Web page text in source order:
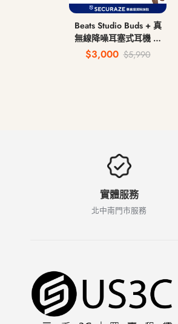
Beats Studio Buds + 真
無線降噪耳塞式耳機 無
線藍牙耳機
$3,000 $5,990
實體服務
北中南門市服務